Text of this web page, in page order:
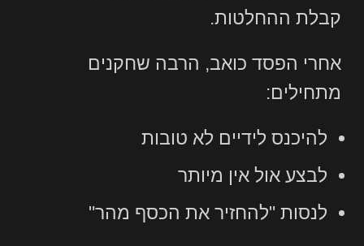
קבלת ההחלטות.
אחרי הפסד כואב, הרבה שחקנים
מתחילים:
להיכנס לידיים לא טובות
לבצע אול אין מיותר
לנסות "להחזיר את הכסף מהר"